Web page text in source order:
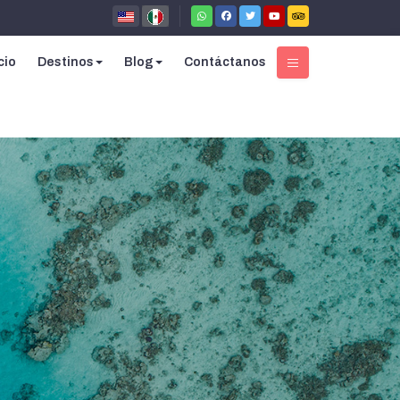
Destinos Blog Contáctanos